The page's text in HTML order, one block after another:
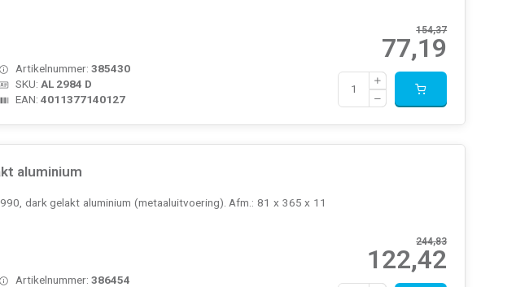
154,37
77,19
Artikelnummer:385430
SKU: AL 2984 D
EAN:4011377140127
aluminium
dark gelakt aluminium (metaaluitvoering). Afm.: 81 x 365 x 11
244,83
122,42
Artikelnummer:386454